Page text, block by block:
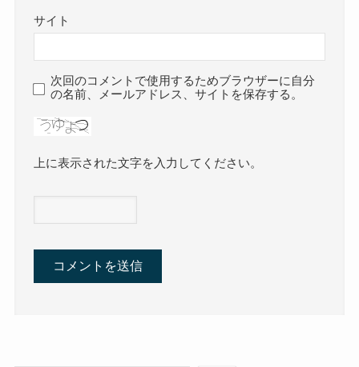
サイト
次回のコメントで使用するためブラウザーに自分
の名前、メールアドレス、サイトを保存する。
上に表示された文字を入力してください。